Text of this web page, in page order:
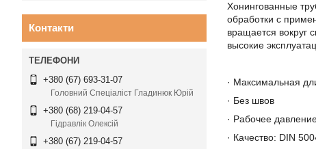
Хонингованные
обработки с
вращается вокруг
высокие
· Максимальная
· Без швов
· Рабочее
· Качество: DIN
Контакти
+380 (67) 693-31-07
Головний Спеціаліст Гладинюк Юрій
+380 (68) 219-04-57
Гідравлік Олексій
+380 (67) 219-04-57